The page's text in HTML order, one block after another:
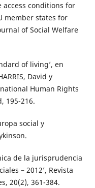
access conditions for
member states for
of Social Welfare
of living’, en
David y
Human Rights
195-216.
social y
de la jurisprudencia
– 2012’, Revista
20(2), 361-384.